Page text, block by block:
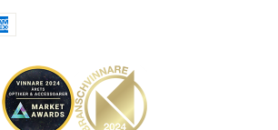
Express